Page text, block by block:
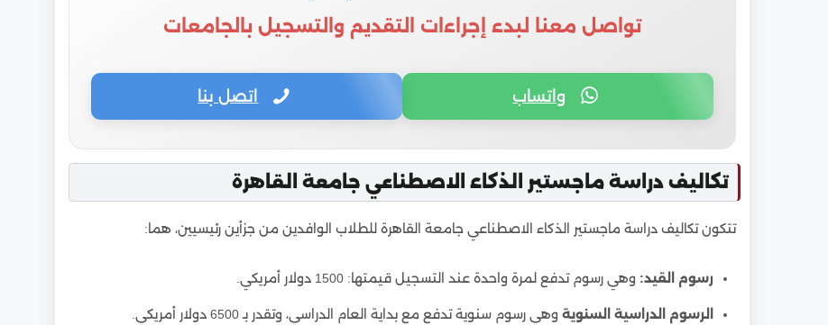
تواصل معنا لبدء إجراءات التقديم والتسجيل بالجامعات
واتساب اتصل بنا
تكاليف دراسة ماجستير الذكاء الاصطناعي جامعة القاهرة
تتكون تكاليف دراسة ماجستير الذكاء الاصطناعي جامعة القاهرة للطلاب الوافدين من جزأين رئيسيين، هما:
رسوم القيد: وهي رسوم تدفع لمرة واحدة عند التسجيل قيمتها: 1500 دولار أمريكي.
الرسوم الدراسية السنوية وهي رسوم سنوية تدفع مع بداية العام الدراسي، وتقدر بـ 6500 دولار أمريكي.